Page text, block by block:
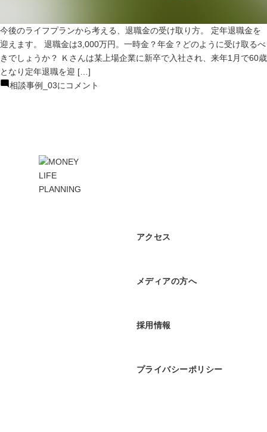
今後のライフプランから考える、退職金の受け取り方。 定年退職金を
迎えます。 退職金は3,000万円。一時金？年金？どのように受け取るべ
きでしょうか？ Ｋさんは某上場企業に新卒で入社され、来年1月で60歳
となり定年退職を迎 […]
相談事例_03に コメント
アクセス
メディアの方へ
採用情報
プライバシーポリシー